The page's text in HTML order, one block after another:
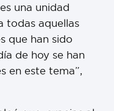
una unidad
todas aquellas
que han sido
de hoy se han
en este tema”,